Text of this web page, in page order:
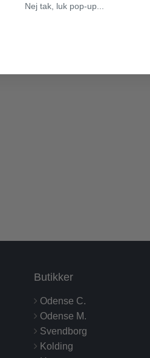
Butikker
Odense C.
Odense M.
Svendborg
Kolding
Nej tak, luk pop-up...